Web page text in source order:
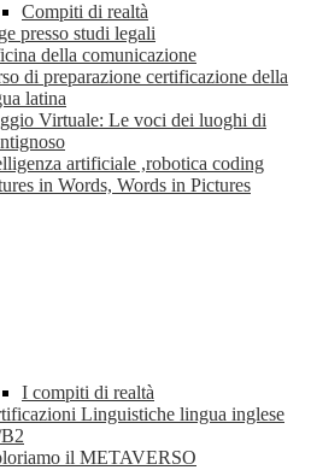
Compiti di realtà
presso studi legali
della comunicazione
di preparazione certificazione della
latina
Virtuale: Le voci dei luoghi di
artificiale ,robotica coding
in Words, Words in Pictures
I compiti di realtà
Linguistiche lingua inglese
il METAVERSO